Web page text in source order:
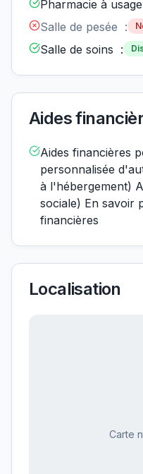
Pharmacie à
Salle de pesée :
Salle de soins :
Aides
Aides financières
personnalisée
à l'hébergement)
sociale) En savoir
financières
Localisation
Carte